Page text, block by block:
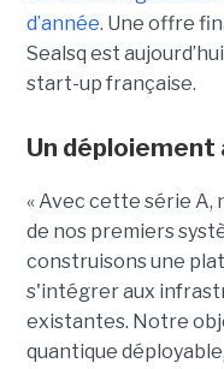
d’année. Une offre
Sealsq est
start-up française.
Un
« Avec cette série A,
de nos premiers
construisons une
s'intégrer aux
existantes. Notre
quantique